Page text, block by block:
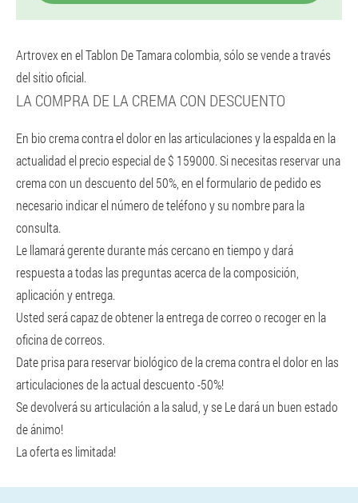
Artrovex en el Tablon De Tamara colombia, sólo se vende a través
del sitio oficial.
LA COMPRA DE LA CREMA CON DESCUENTO
En bio crema contra el dolor en las articulaciones y la espalda en la
actualidad el precio especial de $ 159000. Si necesitas reservar una
crema con un descuento del 50%, en el formulario de pedido es
necesario indicar el número de teléfono y su nombre para la
consulta.
Le llamará gerente durante más cercano en tiempo y dará
respuesta a todas las preguntas acerca de la composición,
aplicación y entrega.
Usted será capaz de obtener la entrega de correo o recoger en la
oficina de correos.
Date prisa para reservar biológico de la crema contra el dolor en las
articulaciones de la actual descuento -50%!
Se devolverá su articulación a la salud, y se Le dará un buen estado
de ánimo!
La oferta es limitada!